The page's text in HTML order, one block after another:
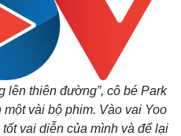
Multimedia
Video
lên thiên đường”, cô bé Park
vài bộ phim. Vào vai Yoo
vai diễn của mình và để lại